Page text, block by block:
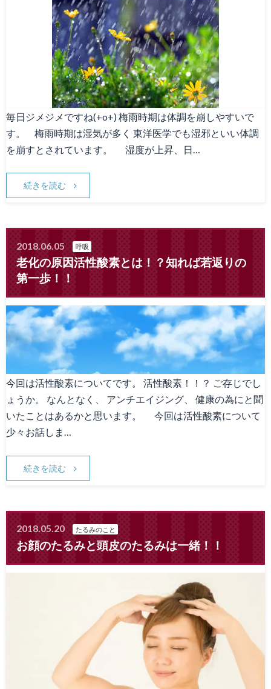
毎日ジメジメですね(+o+) 梅雨時期は体調を崩しやすいで
す。 梅雨時期は湿気が多く 東洋医学でも湿邪といい体調
を崩すとされています。 湿度が上昇、日…
続きを読む
2018.06.05 呼吸
老化の原因活性酸素とは！？知れば若返りの
第一歩！！
今回は活性酸素についてです。 活性酸素！！？ ご存じでし
ょうか。 なんとなく、 アンチエイジング、 健康の為にと聞
いたことはあるかと思います。 今回は活性酸素について
少々お話しま…
続きを読む
2018.05.20 たるみのこと
お顔のたるみと頭皮のたるみは一緒！！